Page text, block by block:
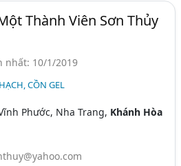
Thành Viên Sơn Thủy
nhất: 10/1/2019
CỒN GEL
Phước, Nha Trang, Khánh Hòa